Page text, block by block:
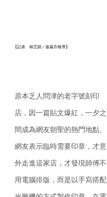
【記者 林芷妍／嘉義市報導】
原本乏人問津的老字號刻印
店，因一篇貼文爆紅， 一夕之
間成為網友朝聖的熱門地點。
網友表示臨時需要印章， 才意
外走進這家店，才發現師傅不
用電腦排版， 而是以手寫搭配